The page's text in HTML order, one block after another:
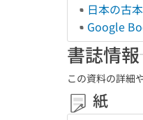
日本の古
Google
書誌情報
この資料の詳細
紙